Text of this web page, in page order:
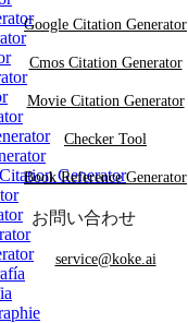
Generator
Google Citation Generator
Cmos Citation Generator
Movie Citation Generator
Checker Tool
Book Reference Generator
お問い合わせ
service@koke.ai